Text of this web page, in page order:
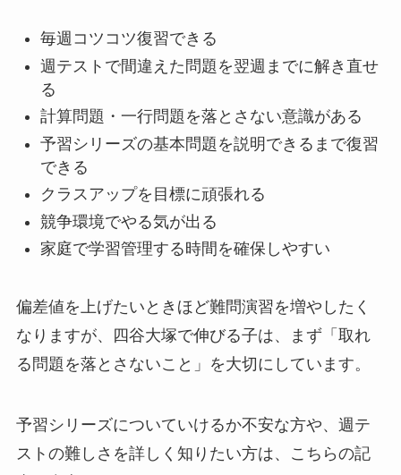
毎週コツコツ復習できる
週テストで間違えた問題を翌週までに解き直せ
る
計算問題・一行問題を落とさない意識がある
予習シリーズの基本問題を説明できるまで復習
できる
クラスアップを目標に頑張れる
競争環境でやる気が出る
家庭で学習管理する時間を確保しやすい
偏差値を上げたいときほど難問演習を増やしたく
なりますが、四谷大塚で伸びる子は、まず「取れ
る問題を落とさないこと」を大切にしています。
予習シリーズについていけるか不安な方や、週テ
ストの難しさを詳しく知りたい方は、こちらの記